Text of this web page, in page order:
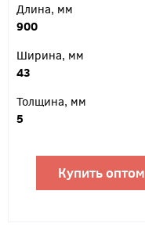
Длина, мм
900
Ширина, мм
43
Толщина, мм
5
Купить оптом